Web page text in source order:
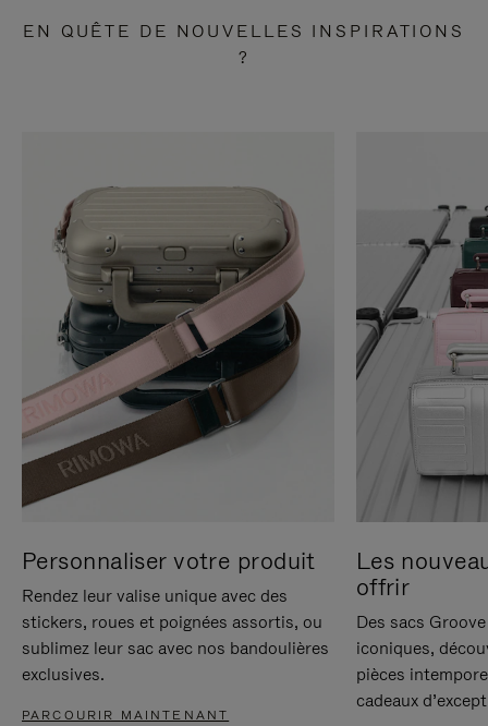
EN QUÊTE DE NOUVELLES INSPIRATIONS
?
Personnaliser votre produit
Rendez leur valise unique avec des
stickers, roues et poignées assortis, ou
sublimez leur sac avec nos bandoulières
exclusives.
PARCOURIR MAINTENANT
Les
offrir
Des sacs
iconiques,
pièces
cadeaux